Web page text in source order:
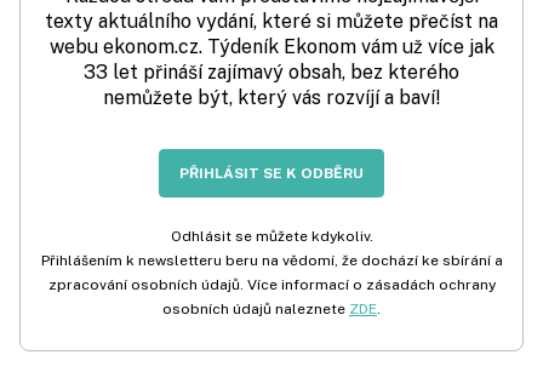
texty aktuálního vydání, které si můžete přečíst na
webu ekonom.cz. Týdeník Ekonom vám už více jak
33 let přináší zajímavý obsah, bez kterého
nemůžete být, který vás rozvíjí a baví!
PŘIHLÁSIT SE K ODBĚRU
Odhlásit se můžete kdykoliv.
Přihlášením k newsletteru beru na vědomí, že dochází ke sbírání a
zpracování osobních údajů. Více informací o zásadách ochrany
osobních údajů naleznete ZDE.